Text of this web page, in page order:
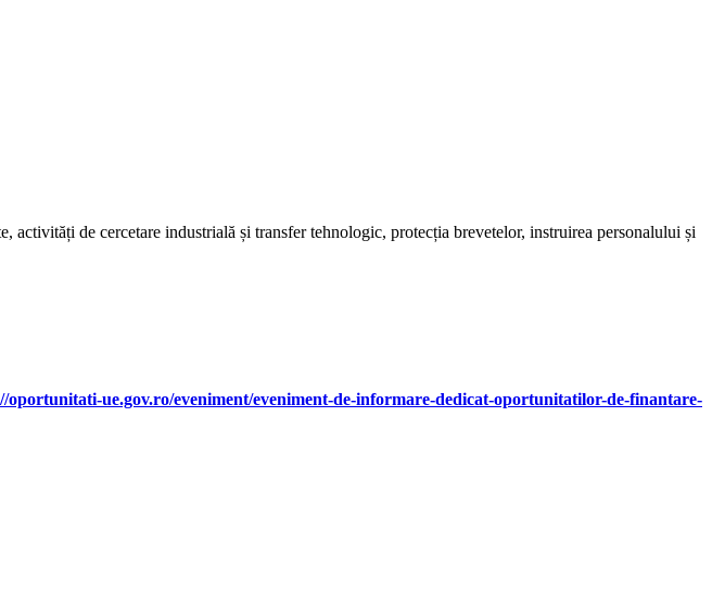
activități de cercetare industrială și transfer tehnologic, protecția brevetelor, instruirea personalului și
oportunitati-ue.gov.ro/eveniment/eveniment-de-informare-dedicat-oportunitatilor-de-finantare-